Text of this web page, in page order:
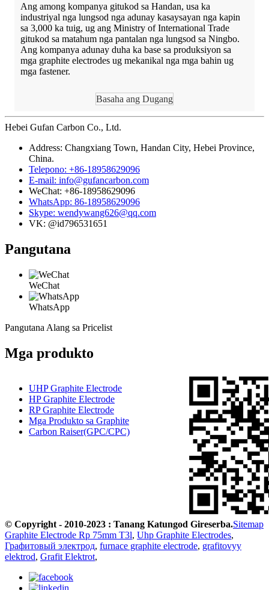
Ang among kompanya gitukod sa Handan, usa ka
industriyal nga lungsod nga adunay kasaysayan nga kapin
sa 3,000 ka tuig, ug ang Ministry of International Trade
gitukod sa matahum nga pantalan nga lungsod sa Ningbo.
Ang kompanya adunay duha ka base sa produksiyon sa
mga graphite electrodes ug mekanikal nga mga bahin ug
mga fastener.
Basaha ang Dugang
Hebei Gufan Carbon Co., Ltd.
Address: Changxiang Town, Handan City, Hebei Province,
China.
Telepono: +86-18958629096
E-mail: info@gufancarbon.com
WeChat: +86-18958629096
WhatsApp: 86-18958629096
Skype: wendywang626@qq.com
VK: @id796531651
Pangutana
WeChat
WhatsApp
Pangutana Alang sa Pricelist
Mga produkto
UHP Graphite Electrode
HP Graphite Electrode
RP Graphite Electrode
Mga Produkto sa Graphite
Carbon Raiser(GPC/CPC)
© Copyright - 2010-2023 : Tanang Katungod Gireserba.Sitemap
Graphite Electrode Rp 75mm T3l, Uhp Graphite Electrodes,
Графитовый электрод, furnace graphite electrode, grafitovyy
elektrod, Grafit Elektrot,